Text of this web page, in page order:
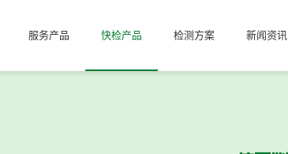
服务产品 快检产品 检测方案 新闻资讯